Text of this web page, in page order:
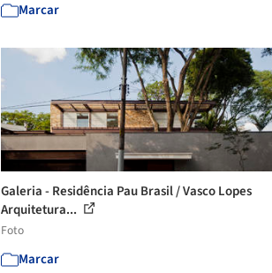
Marcar
Galeria - Residência Pau Brasil / Vasco Lopes
Arquitetura...
Foto
Marcar